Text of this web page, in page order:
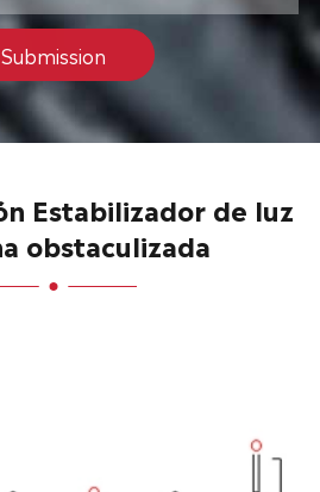
Submission
Estabilizador de luz
obstaculizada